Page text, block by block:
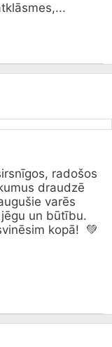
radošos
draudzē
varēs
un būtību.